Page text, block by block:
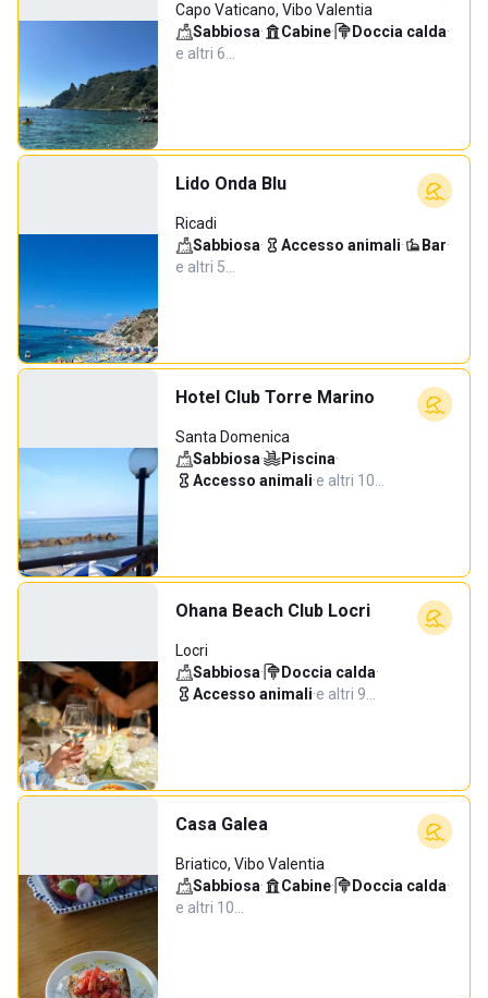
Capo Vaticano, Vibo Valentia
Sabbiosa· Cabine· Doccia calda·
e altri 6…
Lido Onda Blu
Ricadi
Sabbiosa· Accesso animali· Bar·
e altri 5…
Hotel Club Torre Marino
Santa Domenica
Sabbiosa· Piscina·
Accesso animali·e altri 10…
Ohana Beach Club Locri
Locri
Sabbiosa· Doccia calda·
Accesso animali·e altri 9…
Casa Galea
Briatico, Vibo Valentia
Sabbiosa· Cabine· Doccia calda·
e altri 10…